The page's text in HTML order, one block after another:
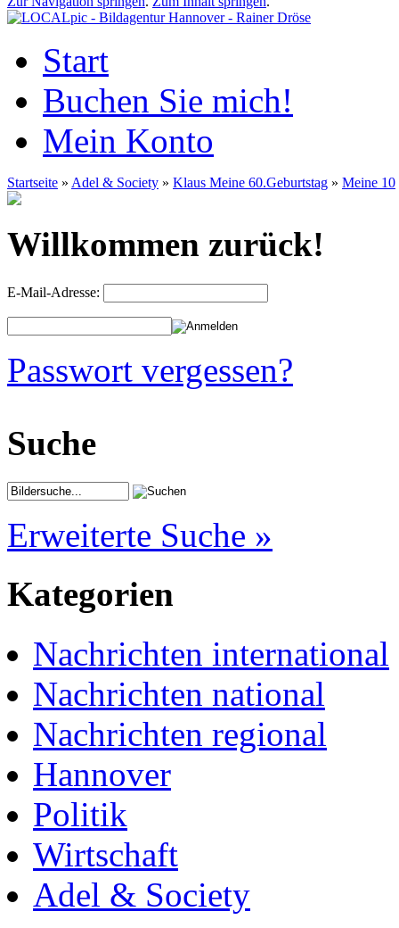
Start
Buchen Sie mich!
Mein Konto
Startseite » Adel & Society » Klaus Meine 60.Geburtstag » Meine 10
Willkommen zurück!
E-Mail-Adresse:
Passwort vergessen?
Suche
Erweiterte Suche »
Kategorien
Nachrichten international
Nachrichten national
Nachrichten regional
Hannover
Politik
Wirtschaft
Adel & Society